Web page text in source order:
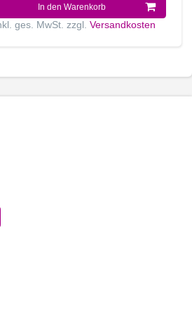
In den Warenkorb
ges. MwSt. zzgl.Versandkosten